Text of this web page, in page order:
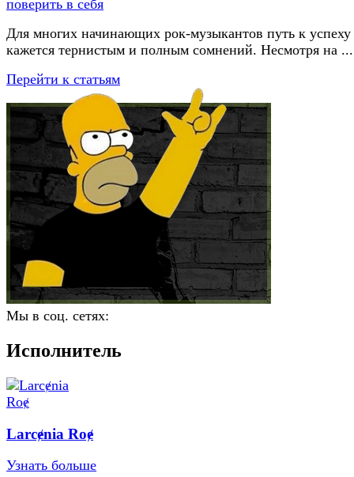
Для многих начинающих рок-музыкантов путь к успеху
кажется тернистым и полным сомнений. Несмотря на ...
Перейти к статьям
Мы в соц. сетях:
Исполнитель
Larcɇnia Roɇ
Узнать больше